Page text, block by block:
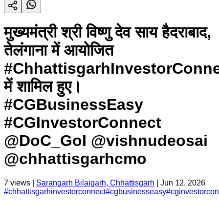
मुख्यमंत्री श्री विष्णु देव साय हैदराबाद,
तेलंगाना में आयोजित
में शामिल हुए।
#CGBusinessEasy
#CGInvestorConnect
@DoC_GoI @vishnudeosai
@chhattisgarhcmo
7 views | Sarangarh Bilaigarh, Chhattisgarh
Jun 12, 2026
#chhattisgarhinvestorconnect#cgbusinesseasy#